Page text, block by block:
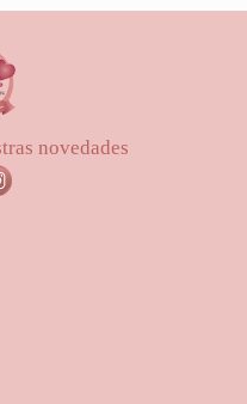
novedades